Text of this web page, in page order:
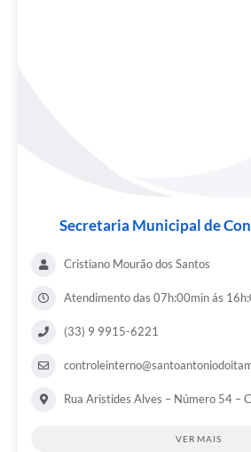
Secretaria Municipal de
Cristiano Mourão dos Santos
Atendimento das 07h:00min ás
(33) 9 9915-6221
Rua Aristides Alves – Número 54 –
VER MAIS